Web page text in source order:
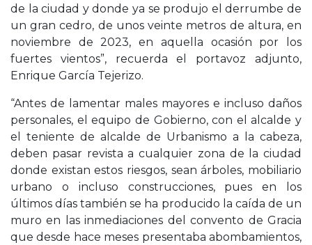
de la ciudad y donde ya se produjo el derrumbe de
un gran cedro, de unos veinte metros de altura, en
noviembre de 2023, en aquella ocasión por los
fuertes vientos”, recuerda el portavoz adjunto,
Enrique García Tejerizo.
“Antes de lamentar males mayores e incluso daños
personales, el equipo de Gobierno, con el alcalde y
el teniente de alcalde de Urbanismo a la cabeza,
deben pasar revista a cualquier zona de la ciudad
donde existan estos riesgos, sean árboles, mobiliario
urbano o incluso construcciones, pues en los
últimos días también se ha producido la caída de un
muro en las inmediaciones del convento de Gracia
que desde hace meses presentaba abombamientos,